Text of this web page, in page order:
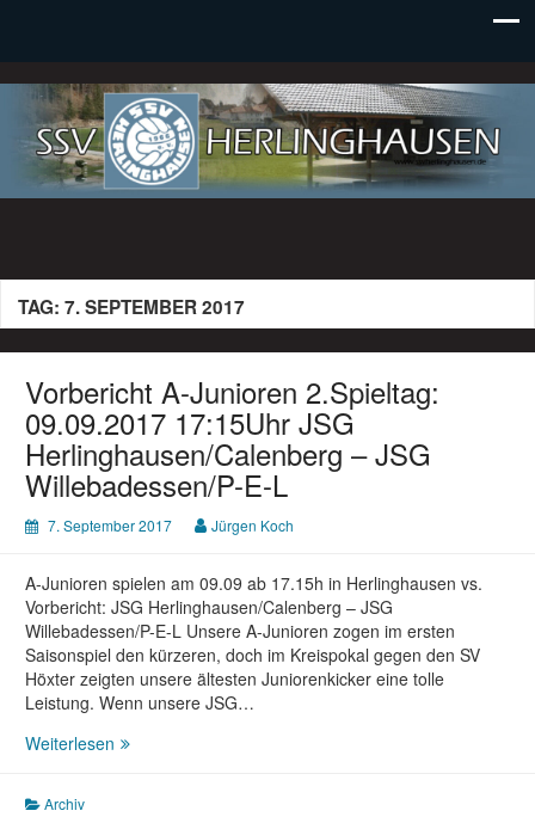
SSV Herlinghausen e. V.
TAG: 7. SEPTEMBER 2017
Vorbericht A-Junioren 2.Spieltag:
09.09.2017 17:15Uhr JSG
Herlinghausen/Calenberg – JSG
Willebadessen/P-E-L
7. September 2017 Jürgen Koch
A-Junioren spielen am 09.09 ab 17.15h in Herlinghausen vs.
Vorbericht: JSG Herlinghausen/Calenberg – JSG
Willebadessen/P-E-L Unsere A-Junioren zogen im ersten
Saisonspiel den kürzeren, doch im Kreispokal gegen den SV
Höxter zeigten unsere ältesten Juniorenkicker eine tolle
Leistung. Wenn unsere JSG…
Weiterlesen Vorbericht
Archiv